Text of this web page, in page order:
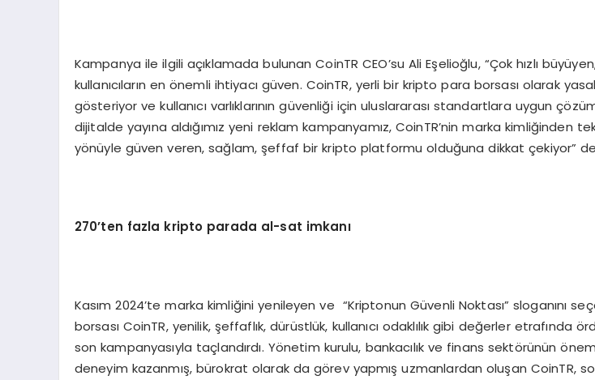
Kampanya ile ilgili açıklamada bulunan CoinTR CEO’su Ali Eşelioğlu, “Çok hızlı
kullanıcıların en önemli ihtiyacı güven. CoinTR, yerli bir kripto para borsası olarak
gösteriyor ve kullanıcı varlıklarının güvenliği için uluslararası standartlara uygun
dijitalde yayına aldığımız yeni reklam kampanyamız, CoinTR’nin marka kimliğinden
yönüyle güven veren, sağlam, şeffaf bir kripto platformu olduğuna dikkat çekiyor”
270’ten fazla kripto parada al-sat imkanı
Kasım 2024’te marka kimliğini yenileyen ve “Kriptonun Güvenli Noktası” sloganını
borsası CoinTR, yenilik, şeffaflık, dürüstlük, kullanıcı odaklılık gibi değerler etrafında
son kampanyasıyla taçlandırdı. Yönetim kurulu, bankacılık ve finans sektörünün
deneyim kazanmış, bürokrat olarak da görev yapmış uzmanlardan oluşan CoinTR,